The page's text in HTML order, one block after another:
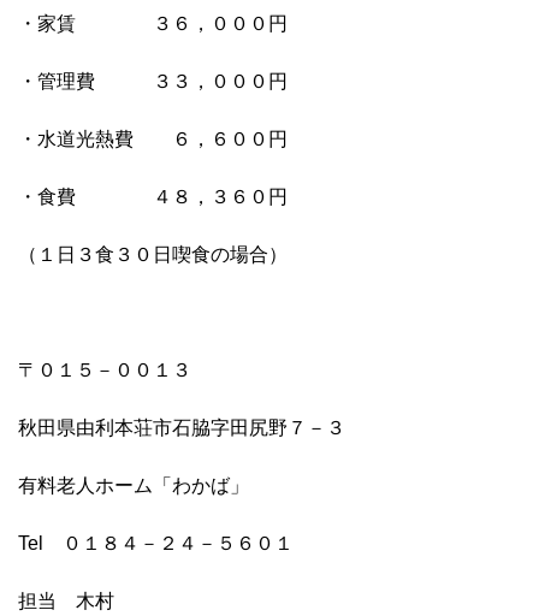
・家賃 ３６，０００円
・管理費 ３３，０００円
・水道光熱費 ６，６００円
・食費 ４８，３６０円
（１日３食３０日喫食の場合）
〒０１５－００１３
秋田県由利本荘市石脇字田尻野７－３
有料老人ホーム「わかば」
Tel ０１８４－２４－５６０１
担当 木村